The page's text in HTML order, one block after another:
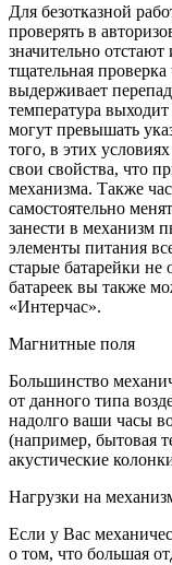
Для безотказной
проверять в
значительно
тщательная
выдерживает
температура
могут превышать
того, в этих
свои свойства, что
механизма. Также
самостоятельно
занести в механизм
элементы питания
старые батарейки
батареек вы также
«Интерчас».
Магнитные поля
Большинство
от данного типа
надолго ваши часы
(например, бытовая
акустические
Нагрузки на
Если у Вас
о том, что большая